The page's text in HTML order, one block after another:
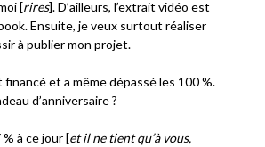
[rires]. D’ailleurs, l’extrait vidéo est
Ensuite, je veux surtout réaliser
à publier mon projet.
et a même dépassé les 100 %.
d’anniversaire ?
à ce jour [et il ne tient qu’à vous,